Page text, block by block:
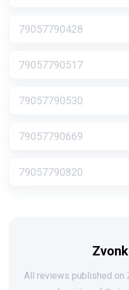
79057790428
79057790517
79057790530
79057790669
79057790820
All reviews published on